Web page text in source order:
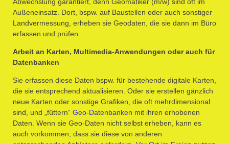
Außeneinsatz. Dort, bspw. auf Baustellen oder auch sonstiger
Landvermessung, erheben sie Geodaten, die sie dann im Büro
erfassen und prüfen.
Arbeit an Karten, Multimedia-Anwendungen oder auch für
Datenbanken
Sie erfassen diese Daten bspw. für bestehende digitale Karten,
die sie entsprechend aktualisieren. Oder sie erstellen gänzlich
neue Karten oder sonstige Grafiken, die oft mehrdimensional
sind, und „füttern“ Geo-Datenbanken mit ihren erhobenen
Daten. Wenn sie Geo-Daten nicht selbst erheben, kann es
auch vorkommen, dass sie diese von anderen